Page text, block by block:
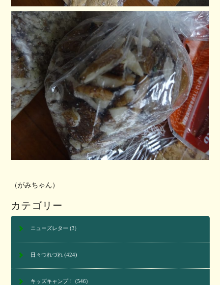
（がみちゃん）
カテゴリー
ニューズレター (3)
日々つれづれ(424)
キッズキャンプ！ (546)